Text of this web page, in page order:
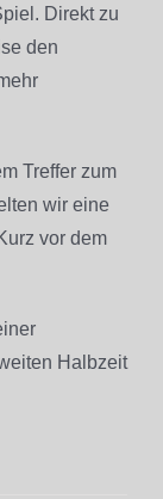
Direkt zu
den
Treffer zum
wir eine
vor dem
Halbzeit